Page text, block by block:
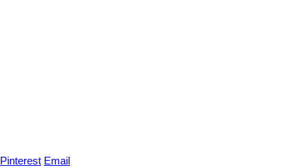
Pinterest Email